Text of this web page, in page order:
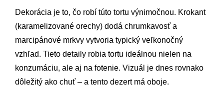
Dekorácia je to, čo robí túto tortu výnimočnou. Krokant
(karamelizované orechy) dodá chrumkavosť a
marcipánové mrkvy vytvoria typický veľkonočný
vzhľad. Tieto detaily robia tortu ideálnou nielen na
konzumáciu, ale aj na fotenie. Vizuál je dnes rovnako
dôležitý ako chuť – a tento dezert má oboje.